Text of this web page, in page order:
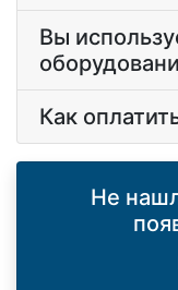
Вы
Как
Не